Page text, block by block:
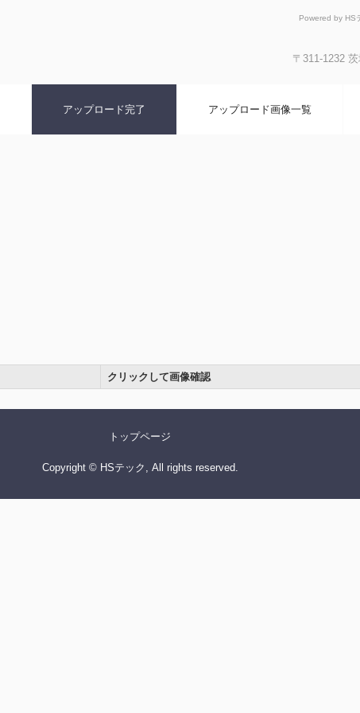
Powered by HS
〒311-1232
アップロード完了 アップロード画像一覧
クリックして画像確認
トップページ
Copyright © HSテック, All rights reserved.